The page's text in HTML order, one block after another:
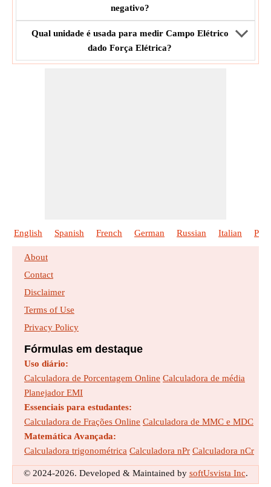
negativo?
Qual unidade é usada para medir Campo Elétrico
dado Força Elétrica?
English Spanish French German Russian Italian
About
Contact
Disclaimer
Terms of Use
Privacy Policy
Fórmulas em destaque
Uso diário:
Calculadora de Porcentagem Online Calculadora de média
Planejador EMI
Essenciais para estudantes:
Calculadora de Frações Online Calculadora de MMC e MDC
Matemática Avançada:
Calculadora trigonométrica Calculadora nPr Calculadora nCr
© 2024-2026. Developed & Maintained by softUsvista Inc.